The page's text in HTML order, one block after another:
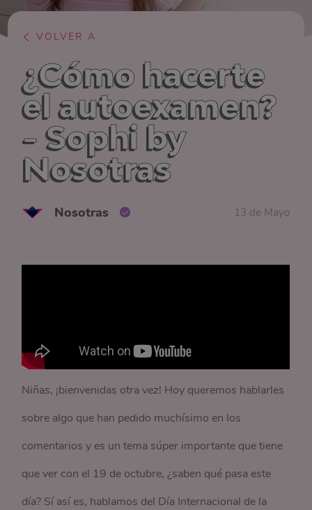
VOLVER A
¿Cómo hacerte
el autoexamen?
- Sophi by
Nosotras
Nosotras 13 de Mayo
Niñas, ¡bienvenidas otra vez! Hoy queremos hablarles
sobre algo que han pedido muchísimo en los
comentarios y es un tema súper importante que tiene
que ver con el 19 de octubre, ¿saben qué pasa este
día? Sí así es, hablamos del Día Internacional de la